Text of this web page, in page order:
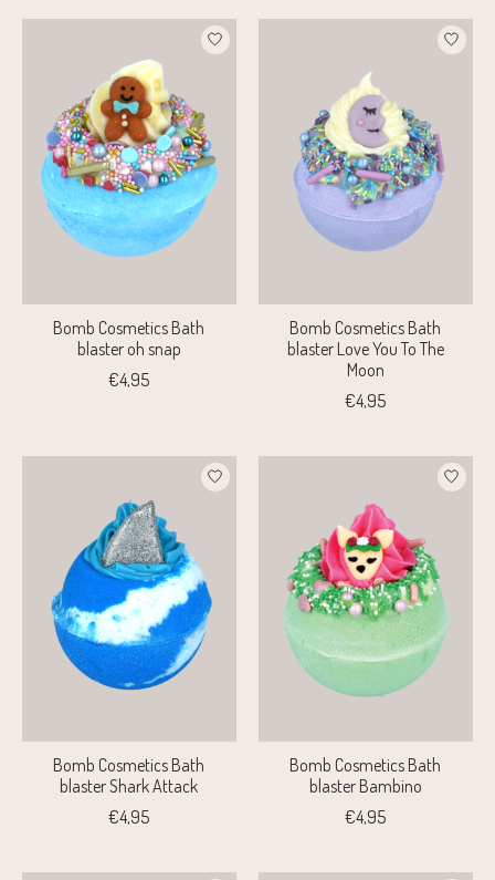
Bomb Cosmetics Bath
blaster oh snap
€4,95
Bomb Cosmetics Bath
blaster Love You To The
Moon
€4,95
Bomb Cosmetics Bath
blaster Shark Attack
€4,95
Bomb Cosmetics Bath
blaster Bambino
€4,95